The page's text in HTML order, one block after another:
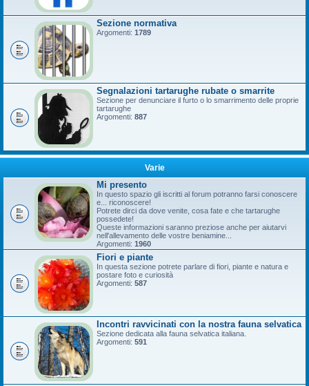
Sezione normativa
Argomenti: 1789
Segnalazioni tartarughe rubate o smarrite
Sezione per denunciare il furto o lo smarrimento delle proprie
tartarughe
Argomenti: 887
Varie
Mi presento
In questo spazio gli iscritti al forum potranno farsi conoscere
e... riconoscere!
Potrete dirci da dove venite, cosa fate e che tartarughe
possedete!
Queste informazioni saranno preziose anche per aiutarvi
nell'allevamento delle vostre beniamine...
Argomenti: 1960
Fiori e piante
In questa sezione potrete parlare di fiori, piante e natura e
postare foto e curiosità
Argomenti: 587
Incontri ravvicinati con la nostra fauna selvatica
Sezione dedicata alla fauna selvatica italiana.
Argomenti: 591